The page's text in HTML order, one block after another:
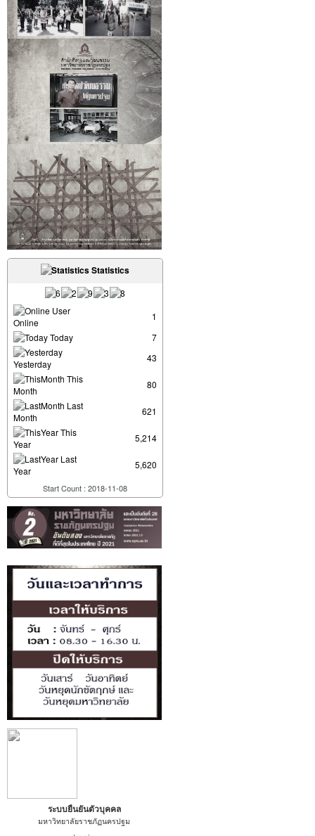
Statistics
User
Online
1
Today
7
Yesterday
43
This
Month
80
Last
Month
621
This
Year
5,214
Last
Year
5,620
Start Count : 2018-11-08
ระบบยืนยันตัวบุคคล
มหาวิทยาลัยราชภัฏนครปฐม